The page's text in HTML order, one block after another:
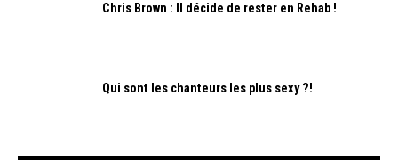
Chris Brown : Il décide de rester en Rehab !
Qui sont les chanteurs les plus sexy ?!